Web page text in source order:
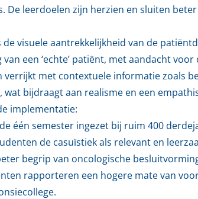
De leerdoelen zijn herzien en sluiten
visuele aantrekkelijkheid van de
een ‘echte’ patiënt, met aandacht
verrijkt met contextuele informatie zoals
bijdraagt aan realisme en een
implementatie:
één semester ingezet bij ruim 400
de casuïstiek als relevant en
begrip van oncologische
rapporteren een hogere mate van